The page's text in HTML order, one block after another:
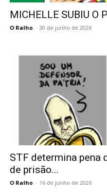
MICHELLE SUBIU O
O Ralho - 30 de junho de 2026
STF determina pena
de prisão...
O Ralho - 16 de junho de 2026